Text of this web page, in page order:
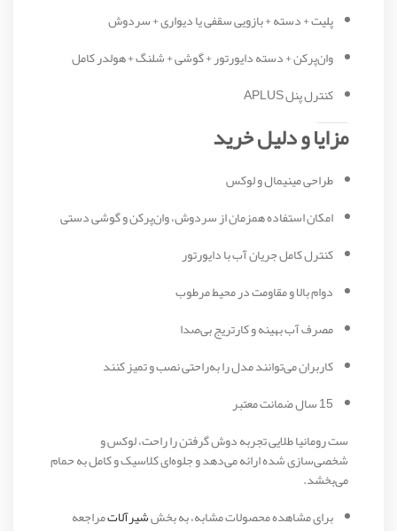
پلیت + دسته + بازویی سقفی یا دیواری + سردوش
وان‌پرکن + دسته دایورتور + گوشی + شلنگ + هولدر کامل
کنترل پنل APLUS
مزایا و دلیل خرید
طراحی مینیمال و لوکس
امکان استفاده همزمان از سردوش، وان‌پرکن و گوشی دستی
کنترل کامل جریان آب با دایورتور
دوام بالا و مقاومت در محیط مرطوب
مصرف آب بهینه و کارتریج بی‌صدا
کاربران می‌توانند مدل را به‌راحتی نصب و تمیز کنند
15 سال ضمانت معتبر
ست رومانیا طلایی تجربه دوش گرفتن را راحت، لوکس و
شخصی‌سازی شده ارائه می‌دهد و جلوه‌ای کلاسیک و کامل به حمام
می‌بخشد.
برای مشاهده محصولات مشابه، به بخششیرآلاتمراجعه